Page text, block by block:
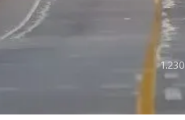
1.230